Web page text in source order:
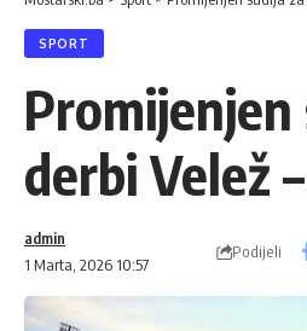
SPORT
Promijenjen
derbi Velež
1 Marta, 2026 10:57
admin
Podijeli